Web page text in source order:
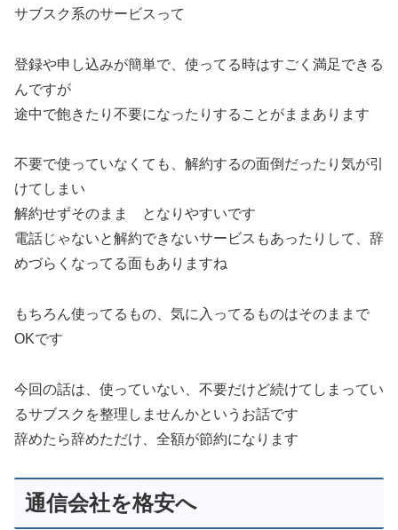
サブスク系のサービスって
登録や申し込みが簡単で、使ってる時はすごく満足できる
んですが
途中で飽きたり不要になったりすることがままあります
不要で使っていなくても、解約するの面倒だったり気が引
けてしまい
解約せずそのまま となりやすいです
電話じゃないと解約できないサービスもあったりして、辞
めづらくなってる面もありますね
もちろん使ってるもの、気に入ってるものはそのままで
OKです
今回の話は、使っていない、不要だけど続けてしまってい
るサブスクを整理しませんかというお話です
辞めたら辞めただけ、全額が節約になります
通信会社を格安へ